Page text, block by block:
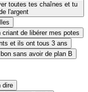
toutes tes chaînes et tu
l'argent
de libérer mes potes
et ils ont tous 3 ans
sans avoir de plan B
dire